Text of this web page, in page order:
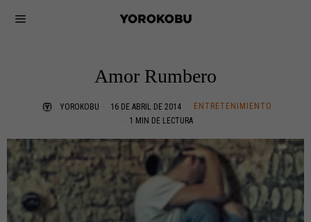
Amor Rumbero
YOROKOBU 16 DE ABRIL DE 2014
ENTRETENIMIENTO
1 MIN DE LECTURA